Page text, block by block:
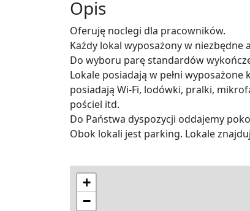
Opis
Oferuję noclegi dla pracowników.
Każdy lokal wyposażony w niezbędne
Do wyboru parę standardów
Lokale posiadają w pełni
posiadają Wi-Fi, lodówki, pralki,
pościel itd.
Do Państwa dyspozycji oddajemy
Obok lokali jest parking. Lokale
+
−